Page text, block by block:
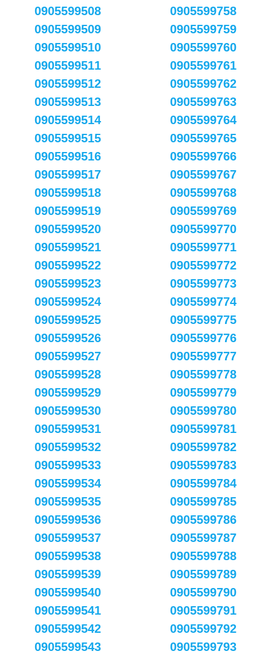
0905599508
0905599509
0905599510
0905599511
0905599512
0905599513
0905599514
0905599515
0905599516
0905599517
0905599518
0905599519
0905599520
0905599521
0905599522
0905599523
0905599524
0905599525
0905599526
0905599527
0905599528
0905599529
0905599530
0905599531
0905599532
0905599533
0905599534
0905599535
0905599536
0905599537
0905599538
0905599539
0905599540
0905599541
0905599542
0905599543
0905599758
0905599759
0905599760
0905599761
0905599762
0905599763
0905599764
0905599765
0905599766
0905599767
0905599768
0905599769
0905599770
0905599771
0905599772
0905599773
0905599774
0905599775
0905599776
0905599777
0905599778
0905599779
0905599780
0905599781
0905599782
0905599783
0905599784
0905599785
0905599786
0905599787
0905599788
0905599789
0905599790
0905599791
0905599792
0905599793